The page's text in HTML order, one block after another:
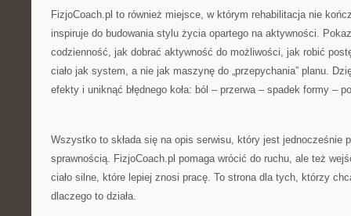
FizjoCoach.pl to również miejsce, w którym rehabilitacja nie
inspiruje do budowania stylu życia opartego na aktywności.
codzienność, jak dobrać aktywność do możliwości, jak robić
ciało jak system, a nie jak maszynę do „przepychania” planu.
efekty i uniknąć błędnego koła: ból – przerwa – spadek formy –
Wszystko to składa się na opis serwisu, który jest jednocześnie
sprawnością. FizjoCoach.pl pomaga wrócić do ruchu, ale też
ciało silne, które lepiej znosi pracę. To strona dla tych, którzy
dlaczego to działa.